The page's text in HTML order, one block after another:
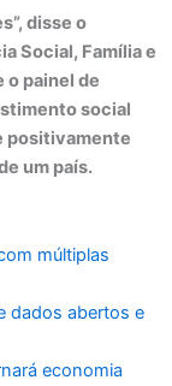
disse o
Social, Família e
o painel de
social
positivamente
um país.
múltiplas
dados abertos e
economia